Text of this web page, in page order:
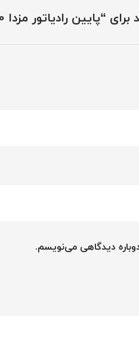
رادیاتور مزدا 2000”
دیدگاهی می‌نویسم.